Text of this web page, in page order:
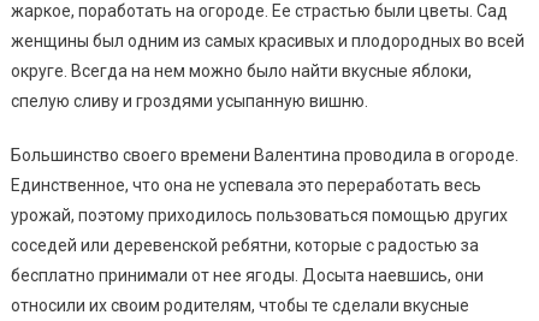
жаркое, поработать на огороде. Ее страстью были цветы. Сад
женщины был одним из самых красивых и плодородных во всей
округе. Всегда на нем можно было найти вкусные яблоки,
спелую сливу и гроздями усыпанную вишню.
Большинство своего времени Валентина проводила в огороде.
Единственное, что она не успевала это переработать весь
урожай, поэтому приходилось пользоваться помощью других
соседей или деревенской ребятни, которые с радостью за
бесплатно принимали от нее ягоды. Досыта наевшись, они
относили их своим родителям, чтобы те сделали вкусные